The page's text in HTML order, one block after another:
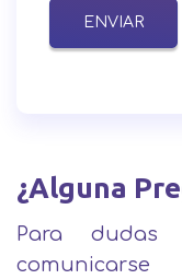
ENVIAR
¿Alguna
Para dudas o preguntas, favor de